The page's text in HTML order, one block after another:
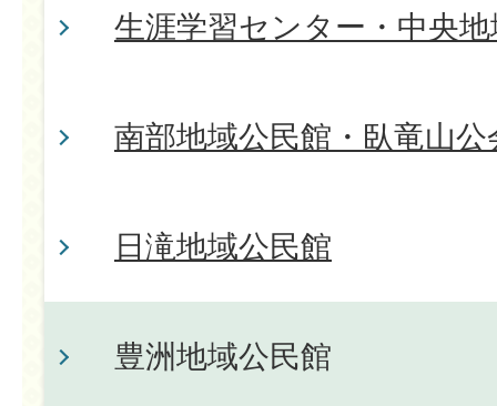
生涯学習センター・中央
南部地域公民館・臥竜山公
日滝地域公民館
豊洲地域公民館